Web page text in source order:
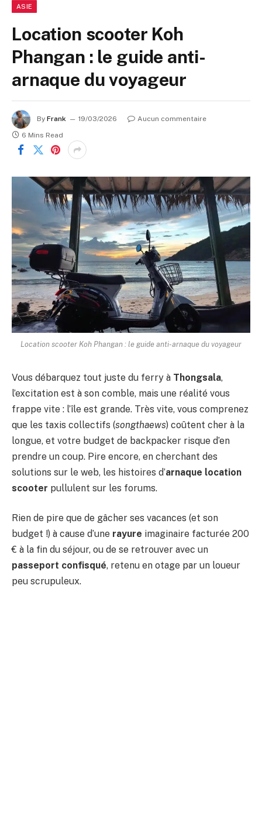
ASIE
Location scooter Koh
Phangan : le guide anti-
arnaque du voyageur
By Frank 19/03/2026
Aucun commentaire
6 Mins Read
Location scooter Koh Phangan : le guide anti-arnaque du voyageur
Vous débarquez tout juste du ferry à Thongsala,
l’excitation est à son comble, mais une réalité vous
frappe vite : l’île est grande. Très vite, vous comprenez
que les taxis collectifs (songthaews) coûtent cher à la
longue, et votre budget de backpacker risque d’en
prendre un coup. Pire encore, en cherchant des
solutions sur le web, les histoires d’arnaque location
scooter pullulent sur les forums.
Rien de pire que de gâcher ses vacances (et son
budget !) à cause d’une rayure imaginaire facturée 200
€ à la fin du séjour, ou de se retrouver avec un
passeport confisqué, retenu en otage par un loueur
peu scrupuleux.